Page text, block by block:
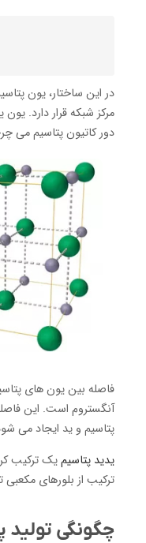
در این ساختار، یون
مرکز شبکه قرار دارد.
دور کاتیون پتاسیم می
آنگستروم است. این
پتاسیم و ید ایجاد می
یدید پتاسیمیک ترکیب
ترکیب از بلورهای
چگونگی تولید